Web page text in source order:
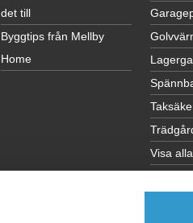
det till
Byggtips från Mellby
Home
Visa